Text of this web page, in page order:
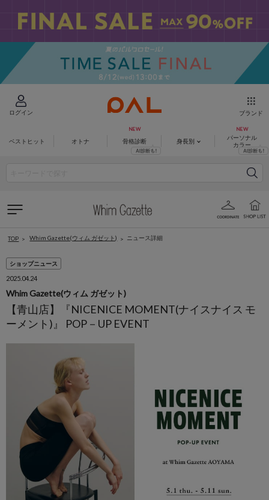
ログイン ブランド
ベストヒット オトナ 骨格診断 身長別
パーソナル
カラー
TOP Whim Gazette(ウィム ガゼット) ニュース詳細
ショップニュース
2025.04.24
Whim Gazette(ウィム ガゼット)
【青山店】『NICENICE MOMENT(ナイスナイス モ
ーメント)』 POP－UP EVENT